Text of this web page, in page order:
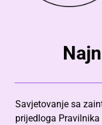
Savjetovanje sa
prijedloga